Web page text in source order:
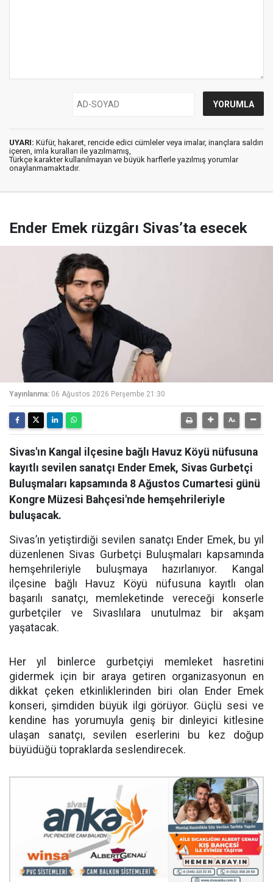
UYARI: Küfür, hakaret, rencide edici cümleler veya imalar, inançlara saldırı
içeren, imla kuralları ile yazılmamış,
Türkçe karakter kullanılmayan ve büyük harflerle yazılmış yorumlar
onaylanmamaktadır.
Ender Emek rüzgârı Sivas’ta esecek
Yayınlanma: 06 Ağustos 2026 Perşembe 21:30
Sivas'ın Kangal ilçesine bağlı Havuz Köyü nüfusuna
kayıtlı sevilen sanatçı Ender Emek, Sivas Gurbetçi
Buluşmaları kapsamında 8 Ağustos Cumartesi günü
Kongre Müzesi Bahçesi'nde hemşehrileriyle
buluşacak.
Sivas’ın yetiştirdiği sevilen sanatçı Ender Emek, bu yıl
düzenlenen Sivas Gurbetçi Buluşmaları kapsamında
hemşehrileriyle buluşmaya hazırlanıyor. Kangal
ilçesine bağlı Havuz Köyü nüfusuna kayıtlı olan
başarılı sanatçı, memleketinde vereceği konserle
gurbetçiler ve Sivaslılara unutulmaz bir akşam
yaşatacak.
Her yıl binlerce gurbetçiyi memleket hasretini
gidermek için bir araya getiren organizasyonun en
dikkat çeken etkinliklerinden biri olan Ender Emek
konseri, şimdiden büyük ilgi görüyor. Güçlü sesi ve
kendine has yorumuyla geniş bir dinleyici kitlesine
ulaşan sanatçı, sevilen eserlerini bu kez doğup
büyüdüğü topraklarda seslendirecek.